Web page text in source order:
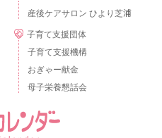
産後ケアサロン ひより芝浦
子育て支援団体
子育て支援機構
おぎゃー献金
母子栄養懇話会